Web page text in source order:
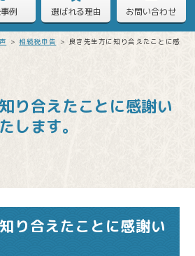
例 選ばれる理由 お問い合わせ
>相続税申告 > 良き先生方に知り合えたことに感謝
り合えたことに感謝い
たします。
り合えたことに感謝い